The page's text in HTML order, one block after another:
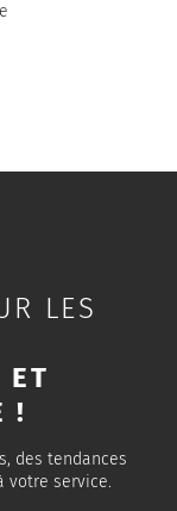
LES
ET
!
des tendances
votre service.